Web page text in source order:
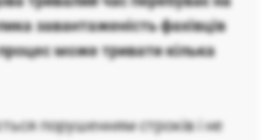
завантаженість фахівців
може тривати кілька
порушенням строків і не